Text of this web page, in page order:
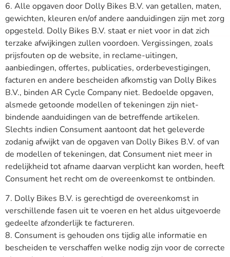
6. Alle opgaven door Dolly Bikes B.V. van getallen, maten,
gewichten, kleuren en/of andere aanduidingen zijn met zorg
opgesteld. Dolly Bikes B.V. staat er niet voor in dat zich
terzake afwijkingen zullen voordoen. Vergissingen, zoals
prijsfouten op de website, in reclame-uitingen,
aanbiedingen, offertes, publicaties, orderbevestigingen,
facturen en andere bescheiden afkomstig van Dolly Bikes
B.V., binden AR Cycle Company niet. Bedoelde opgaven,
alsmede getoonde modellen of tekeningen zijn niet-
bindende aanduidingen van de betreffende artikelen.
Slechts indien Consument aantoont dat het geleverde
zodanig afwijkt van de opgaven van Dolly Bikes B.V. of van
de modellen of tekeningen, dat Consument niet meer in
redelijkheid tot afname daarvan verplicht kan worden, heeft
Consument het recht om de overeenkomst te ontbinden.
7. Dolly Bikes B.V. is gerechtigd de overeenkomst in
verschillende fasen uit te voeren en het aldus uitgevoerde
gedeelte afzonderlijk te factureren.
8. Consument is gehouden ons tijdig alle informatie en
bescheiden te verschaffen welke nodig zijn voor de correcte